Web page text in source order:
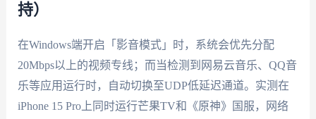
持）
在Windows端开启「影音模式」时，系统会优先分配
20Mbps以上的视频专线；而当检测到网易云音乐、QQ音
乐等应用运行时，自动切换至UDP低延迟通道。实测在
iPhone 15 Pro上同时运行芒果TV和《原神》国服，网络